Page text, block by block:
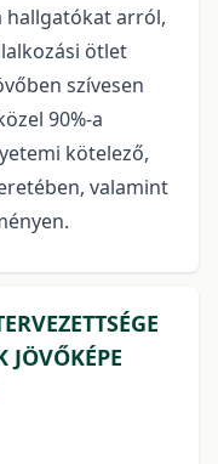
hallgatókat arról,
ötlet
szívesen
90%-a
kötelező,
valamint
JÖVŐKÉPE